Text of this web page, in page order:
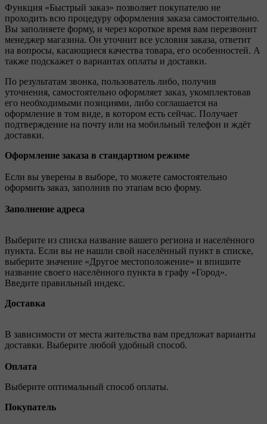
Функция «Быстрый заказ» позволяет покупателю не
проходить всю процедуру оформления заказа самостоятельно.
Вы заполняете форму, и через короткое время вам перезвонит
менеджер магазина. Он уточнит все условия заказа, ответит
на вопросы, касающиеся качества товара, его особенностей. А
также подскажет о вариантах оплаты и доставки.
По результатам звонка, пользователь либо, получив
уточнения, самостоятельно оформляет заказ, укомплектовав
его необходимыми позициями, либо соглашается на
оформление в том виде, в котором есть сейчас. Получает
подтверждение на почту или на мобильный телефон и ждёт
доставки.
Оформление заказа в стандартном режиме
Если вы уверены в выборе, то можете самостоятельно
оформить заказ, заполнив по этапам всю форму.
Заполнение адреса
Выберите из списка название вашего региона и населённого
пункта. Если вы не нашли свой населённый пункт в списке,
выберите значение «Другое местоположение» и впишите
название своего населённого пункта в графу «Город».
Введите правильный индекс.
Доставка
В зависимости от места жительства вам предложат варианты
доставки. Выберите любой удобный способ.
Оплата
Выберите оптимальный способ оплаты.
Покупатель